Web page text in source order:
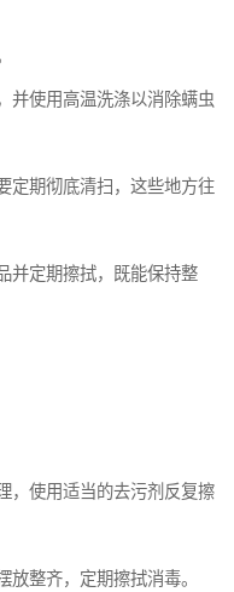
并使用高温洗涤以消除螨虫
定期彻底清扫，这些地方往
并定期擦拭，既能保持整
，使用适当的去污剂反复擦
整齐，定期擦拭消毒。